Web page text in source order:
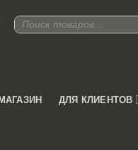
Поиск
товаров
МАГАЗИН ДЛЯ КЛИЕНТОВ